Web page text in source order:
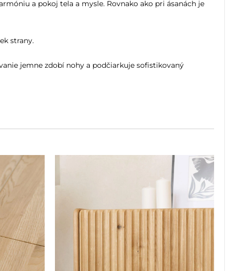
a pokoj tela a mysle. Rovnako ako pri ásanách je
strany.
jemne zdobí nohy a podčiarkuje sofistikovaný